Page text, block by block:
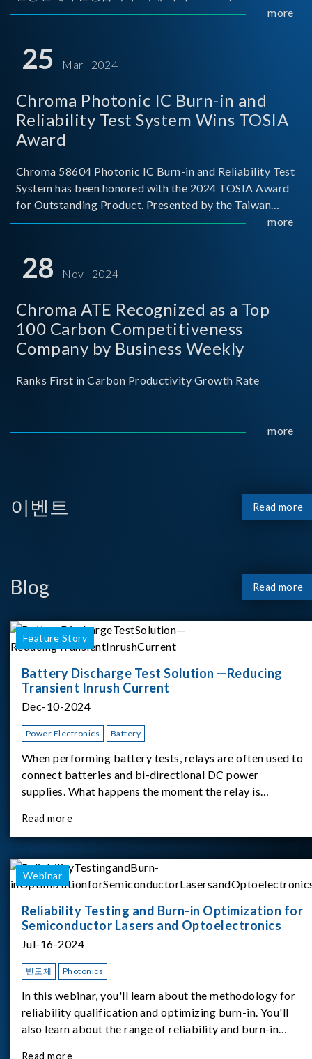
Implementers Forum)는 USB Power Delivery(PD) 전력
서는 USB PD를 지원하는 다양한 제품들이 출시되고 있
습니다. 스마트폰, 디지털 카메라, 모바일 기기, 외장 스토
리지, 노트북, 디스플레이 등에서 하나의
more
25 Mar 2024
Chroma Photonic IC Burn-in and
Reliability Test System Wins TOSIA
Award
Chroma 58604 Photonic IC Burn-in and Reliability Test
System has been honored with the 2024 TOSIA Award
for Outstanding Product. Presented by the Taiwan
Optoelectronic and Semiconductor Industry
for thei
more
28 Nov 2024
Chroma ATE Recognized as a Top
100 Carbon Competitiveness
Company by Business Weekly
Ranks First in Carbon Productivity Growth Rate
more
이벤트 Read more
Blog Read more
Feature Story
Battery Discharge Test Solution —Reducing
Transient Inrush Current
Dec-10-2024
Power Electronics Battery
When performing battery tests, relays are often used to
connect batteries and bi-directional DC power
supplies. What happens the moment the relay is
experimental equipment for this study.provides an
applicati
Read more
Webinar
Reliability Testing and Burn-in Optimization for
Semiconductor Lasers and Optoelectronics
Jul-16-2024
반도체 Photonics
In this webinar, you'll learn about the methodology for
reliability qualification and optimizing burn-in. You'll
also learn about the range of reliability and burn-in
Read more